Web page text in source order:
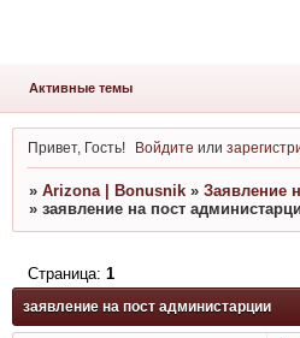
Активные темы
Привет, Гость! Войдите или
» Arizona | Bonusnik » Заявление
» заявление на пост
заявление на пост администарции
Страница: 1